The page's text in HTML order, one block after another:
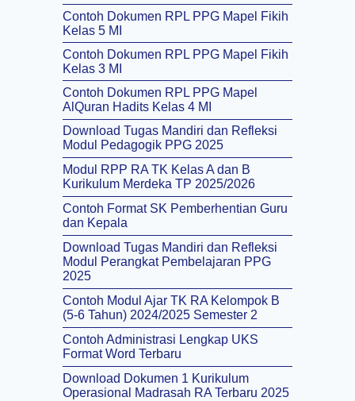
Contoh Dokumen RPL PPG Mapel Fikih
Kelas 5 MI
Contoh Dokumen RPL PPG Mapel Fikih
Kelas 3 MI
Contoh Dokumen RPL PPG Mapel
AlQuran Hadits Kelas 4 MI
Download Tugas Mandiri dan Refleksi
Modul Pedagogik PPG 2025
Modul RPP RA TK Kelas A dan B
Kurikulum Merdeka TP 2025/2026
Contoh Format SK Pemberhentian Guru
dan Kepala
Download Tugas Mandiri dan Refleksi
Modul Perangkat Pembelajaran PPG
2025
Contoh Modul Ajar TK RA Kelompok B
(5-6 Tahun) 2024/2025 Semester 2
Contoh Administrasi Lengkap UKS
Format Word Terbaru
Download Dokumen 1 Kurikulum
Operasional Madrasah RA Terbaru 2025